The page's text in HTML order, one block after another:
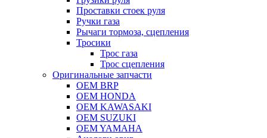
Проставки стоек руля
Ручки газа
Рычаги тормоза, сцепления
Тросики
Трос газа
Трос сцепления
Оригинальные запчасти
OEM BRP
OEM HONDA
OEM KAWASAKI
OEM SUZUKI
OEM YAMAHA